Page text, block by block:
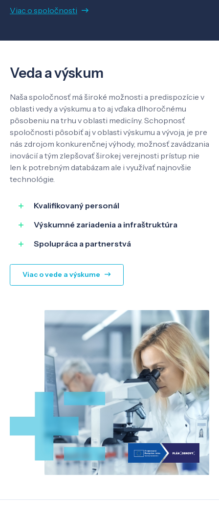
Know-how
O nás
Kontakt
SK EN
Viac o spoločnosti
Veda a výskum
Naša spoločnosť má široké možnosti a predispozície v
oblasti vedy a výskumu a to aj vďaka dlhoročnému
pôsobeniu na trhu v oblasti medicíny. Schopnosť
spoločnosti pôsobiť aj v oblasti výskumu a vývoja, je pre
nás zdrojom konkurenčnej výhody, možnosť zavádzania
inovácií a tým zlepšovať širokej verejnosti prístup nie
len k potrebným databázam ale i využívať najnovšie
technológie.
Kvalifikovaný personál
Výskumné zariadenia a infraštruktúra
Spolupráca a partnerstvá
Viac o vede a výskume